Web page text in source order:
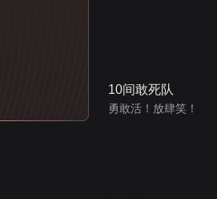
10间敢死队
勇敢活！放肆笑！